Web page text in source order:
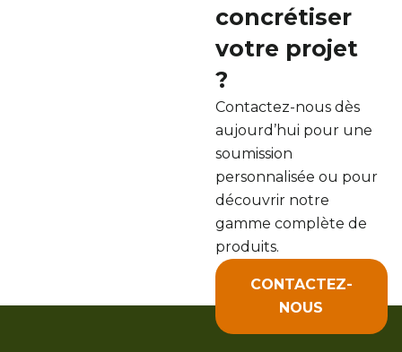
concrétiser
votre projet
?
Contactez-nous dès
aujourd’hui pour une
soumission
personnalisée ou pour
découvrir notre
gamme complète de
produits.
CONTACTEZ-
NOUS